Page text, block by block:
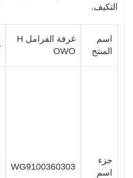
التكيف.
اسم
المنتج
غرفة الفرامل H
OWO
جزء
اسم
WG9100360303